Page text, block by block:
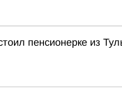
пенсионерке из